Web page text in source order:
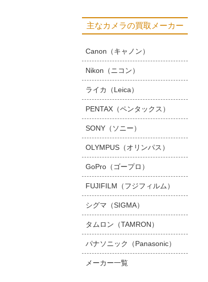
主なカメラの買取メーカー
Canon（キャノン）
Nikon（ニコン）
ライカ（Leica）
PENTAX（ペンタックス）
SONY（ソニー）
OLYMPUS（オリンパス）
GoPro（ゴープロ）
FUJIFILM（フジフィルム）
シグマ（SIGMA）
タムロン（TAMRON）
パナソニック（Panasonic）
メーカー一覧